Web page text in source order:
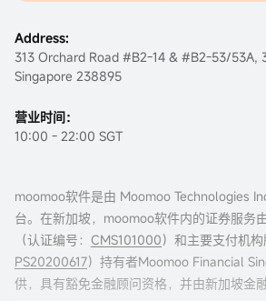
Address:
313 Orchard Road #B2-14 & #B2-53/53A,
Singapore 238895
营业时间：
10:00 - 22:00 SGT
moomoo软件是由 Moomoo Technologies
台。在新加坡，moomoo软件内的证券服务
（认证编号： CMS101000）和主要支付机构
PS20200617）持有者Moomoo Financial
供，具有豁免金融顾问资格，并由新加坡金